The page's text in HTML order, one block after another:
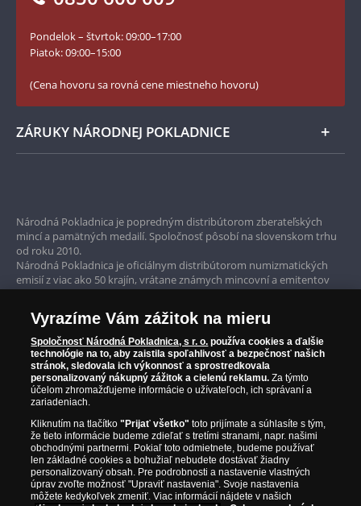
Numizmatické novinky
YouTube Národnej Pokladnice
Pondelok – štvrtok: 09:00–17:00
Piatok: 09:00–15:00
(Cena hovoru sa rovná cene miestneho hovoru)
ZÁRUKY NÁRODNEJ POKLADNICE
Garancia najvyššej kvality
Iba originálne produkty
Národná Pokladnica je popredným distribútorom zberateľských
mincí a pamätných medailí. Spoločnosť pôsobí na slovenskom trhu
od roku 2010.
Národná Pokladnica je oficiálnym distribútorom numizmatických
emisií z viac ako 50 krajín, vrátane známych mincovní a emitentov
Parížska mincovňa, Nórska mincovňa, Fínska mincovňa alebo
Austrálska mincovňa Perth. Spoločnosť svojim zákazníkom a
zberateľom garantuje, že všetky produkty sú v originálnej a v
prvotriednej kvalite, čo je doložené aj priloženým Certifikátom
autentickosti.
Vyrazíme Vám zážitok na mieru
Spoločnosť Národná Pokladnica, s r. o. používa cookies a ďalšie
technológie na to, aby zaistila spoľahlivosť a bezpečnosť našich
stránok, sledovala ich výkonnosť a sprostredkovala
personalizovaný nákupný zážitok a cielenú reklamu. Za týmto
účelom zhromažďujeme informácie o užívateľoch, ich správaní a
zariadeniach.
Kliknutím na tlačítko"Prijať všetko" toto prijímate a súhlasíte s tým,
že tieto informácie budeme zdieľať s tretími stranami, napr. našimi
obchodnými partnermi. Pokiaľ toto odmietnete, budeme používať
len základné cookies a bohužiaľ nebudete dostávať žiadny
personalizovaný obsah. Pre podrobnosti a nastavenie vlastných
úprav zvoľte možnosť "Upraviť nastavenia". Svoje nastavenia
môžete kedykoľvek zmeniť. Viac informácií nájdete v našich